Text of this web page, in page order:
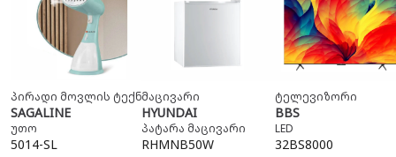
პირადი მოვლის ტექნიკა
SAGALINE
უთო
5014-SL
მაცივარი
HYUNDAI
პატარა მაცივარი
RHMNB50W
ტელევიზორი
BBS
LED
32BS8000